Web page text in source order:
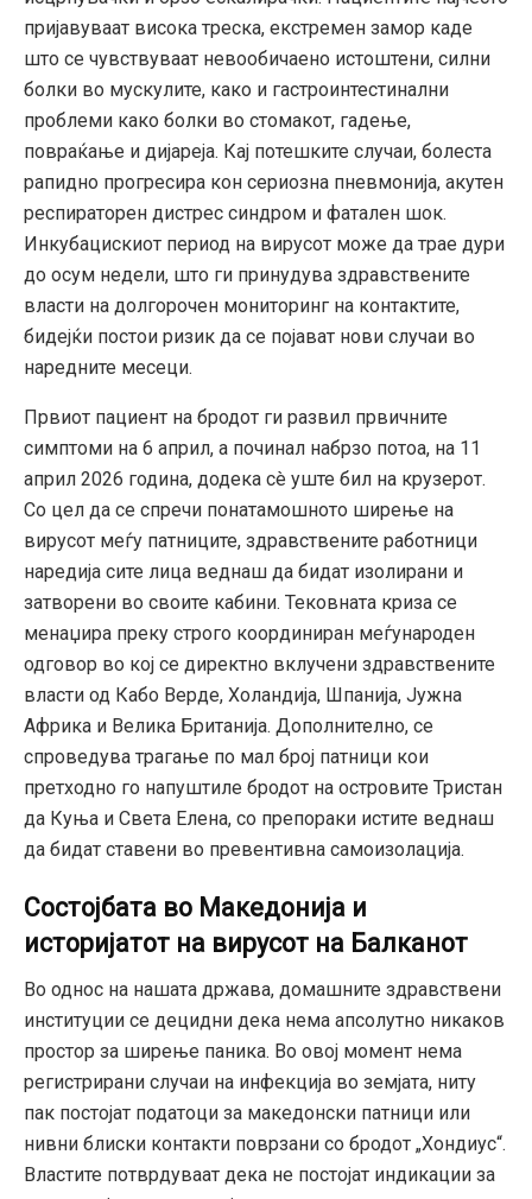
пријавуваат висока треска, екстремен замор каде
што се чувствуваат невообичаено истоштени, силни
болки во мускулите, како и гастроинтестинални
проблеми како болки во стомакот, гадење,
повраќање и дијареја. Кај потешките случаи, болеста
рапидно прогресира кон сериозна пневмонија, акутен
респираторен дистрес синдром и фатален шок.
Инкубацискиот период на вирусот може да трае дури
до осум недели, што ги принудува здравствените
власти на долгорочен мониторинг на контактите,
бидејќи постои ризик да се појават нови случаи во
наредните месеци.
Првиот пациент на бродот ги развил првичните
симптоми на 6 април, а починал набрзо потоа, на 11
април 2026 година, додека сè уште бил на крузерот.
Со цел да се спречи понатамошното ширење на
вирусот меѓу патниците, здравствените работници
наредија сите лица веднаш да бидат изолирани и
затворени во своите кабини. Тековната криза се
менаџира преку строго координиран меѓународен
одговор во кој се директно вклучени здравствените
власти од Кабо Верде, Холандија, Шпанија, Јужна
Африка и Велика Британија. Дополнително, се
спроведува трагање по мал број патници кои
претходно го напуштиле бродот на островите Тристан
да Куња и Света Елена, со препораки истите веднаш
да бидат ставени во превентивна самоизолација.
Состојбата во Македонија и
историјатот на вирусот на Балканот
Во однос на нашата држава, домашните здравствени
институции се децидни дека нема апсолутно никаков
простор за ширење паника. Во овој момент нема
регистрирани случаи на инфекција во земјата, ниту
пак постојат податоци за македонски патници или
нивни блиски контакти поврзани со бродот „Хондиус“.
Властите потврдуваат дека не постојат индикации за